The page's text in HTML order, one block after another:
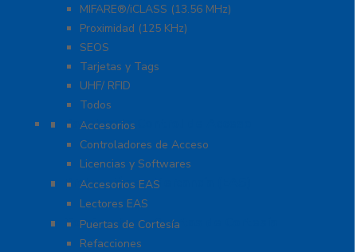
MIFARE®/iCLASS (13.56 MHz)
Proximidad (125 KHz)
SEOS
Tarjetas y Tags
UHF/ RFID
Todos
Paneles de Control de Acceso
Accesorios
Controladores de Acceso
Licencias y Softwares
Protección de Mercancía (EAS)
Accesorios EAS
Lectores EAS
Torniquetes y Puertas de Cortesía
Puertas de Cortesía
Refacciones